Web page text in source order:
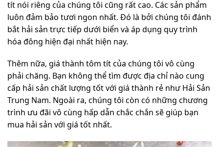
tít nói riêng của chúng tôi cũng rất cao. Các sản phẩm
luôn đảm bảo tươi ngon nhất. Đó là bởi chúng tôi đánh
bắt hải sản trực tiếp dưới biển và áp dụng quy trình
hóa đông hiện đại nhất hiện nay.
Thêm nữa, giá thành tôm tít của chúng tôi vô cùng
phải chăng. Bạn không thể tìm được địa chỉ nào cung
cấp hải sản chất lượng tốt với giá thành rẻ như Hải Sản
Trung Nam. Ngoài ra, chúng tôi còn có những chương
trình ưu đãi vô cùng hấp dẫn chắc chắn sẽ giúp bạn
mua hải sản với giá tốt nhất.